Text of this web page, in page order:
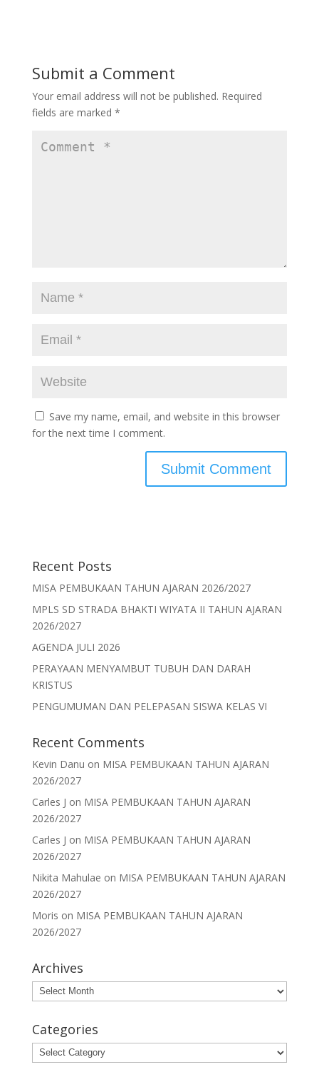
o
o
k
o
n
Submit a Comment
Your email address will not be published. Required
fields are marked *
Save my name, email, and website in this browser
for the next time I comment.
Recent Posts
MISA PEMBUKAAN TAHUN AJARAN 2026/2027
MPLS SD STRADA BHAKTI WIYATA II TAHUN AJARAN
2026/2027
AGENDA JULI 2026
PERAYAAN MENYAMBUT TUBUH DAN DARAH
KRISTUS
PENGUMUMAN DAN PELEPASAN SISWA KELAS VI
Recent Comments
Kevin Danu on MISA PEMBUKAAN TAHUN AJARAN
2026/2027
Carles J on MISA PEMBUKAAN TAHUN AJARAN
2026/2027
Carles J on MISA PEMBUKAAN TAHUN AJARAN
2026/2027
Nikita Mahulae on MISA PEMBUKAAN TAHUN AJARAN
2026/2027
Moris on MISA PEMBUKAAN TAHUN AJARAN
2026/2027
Archives
Archives
Categories
Categories